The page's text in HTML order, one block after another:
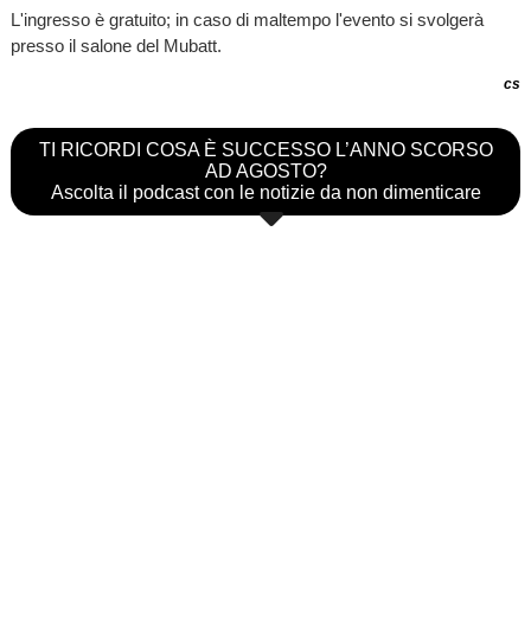
L'ingresso è gratuito; in caso di maltempo l'evento si svolgerà
presso il salone del Mubatt.
cs
TI RICORDI COSA È SUCCESSO L’ANNO SCORSO
AD AGOSTO?
Ascolta il podcast con le notizie da non dimenticare